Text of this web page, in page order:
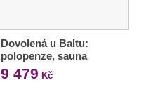
Dovolená u Baltu:
polopenze, sauna
9 479 Kč